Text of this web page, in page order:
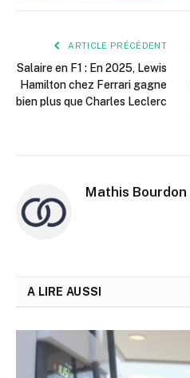
ARTICLE PRÉCÉDENT
Salaire en F1 : En 2025, Lewis
Hamilton chez Ferrari gagne
bien plus que Charles Leclerc
Mathis Bourdon
A LIRE AUSSI